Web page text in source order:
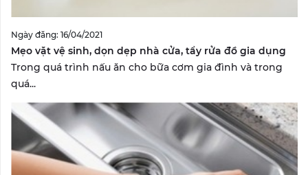
Ngày đăng: 16/04/2021
Mẹo vặt vệ sinh, dọn dẹp nhà cửa, tẩy rửa đồ gia dụng
Trong quá trình nấu ăn cho bữa cơm gia đình và trong
quá...